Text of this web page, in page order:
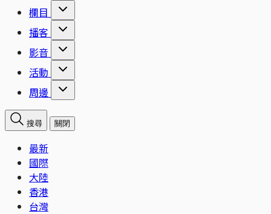
欄目
播客
影音
活動
周邊
搜尋 關閉
最新
國際
大陸
香港
台灣